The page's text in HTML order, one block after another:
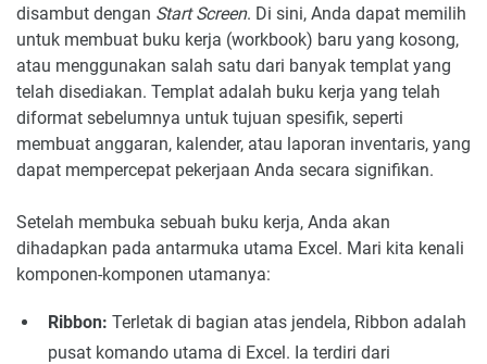
disambut dengan Start Screen. Di sini, Anda dapat memilih
untuk membuat buku kerja (workbook) baru yang kosong,
atau menggunakan salah satu dari banyak templat yang
telah disediakan. Templat adalah buku kerja yang telah
diformat sebelumnya untuk tujuan spesifik, seperti
membuat anggaran, kalender, atau laporan inventaris, yang
dapat mempercepat pekerjaan Anda secara signifikan.
Setelah membuka sebuah buku kerja, Anda akan
dihadapkan pada antarmuka utama Excel. Mari kita kenali
komponen-komponen utamanya:
Ribbon: Terletak di bagian atas jendela, Ribbon adalah
pusat komando utama di Excel. Ia terdiri dari